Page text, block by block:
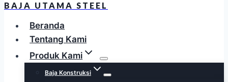
BAJA UTAMA STEEL
Beranda
Tentang Kami
Produk Kami
Baja Konstruksi